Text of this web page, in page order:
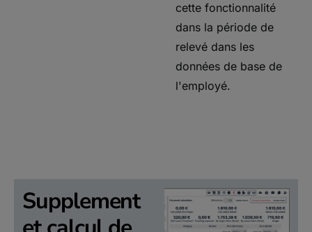
cette fonctionnalité
dans la période de
relevé dans les
données de base de
l'employé.
Supplement